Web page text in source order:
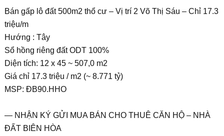
Bán gấp lô đất 500m2 thổ cư – Vị trí 2 Võ Thị Sáu – Chỉ 17.3
triệu/m
Hướng : Tây
Sổ hồng riêng đất ODT 100%
Diện tích: 12 x 45 ~ 507,0 m2
Giá chỉ 17.3 triệu / m2 (~ 8.771 tỷ)
MSP: ĐB90.HHO
— NHẬN KÝ GỬI MUA BÁN CHO THUÊ CĂN HỘ – NHÀ
ĐẤT BIÊN HÒA